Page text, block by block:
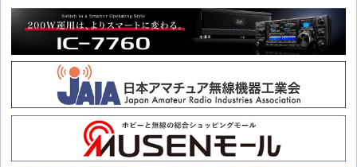
2026年2月の出題
2026年1月の出題
2025年12月の出題
2025年11月の出題